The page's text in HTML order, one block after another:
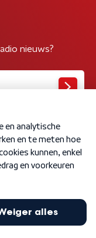
nieuws?